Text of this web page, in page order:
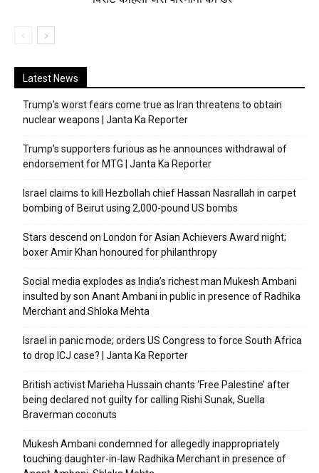
Latest News
Trump’s worst fears come true as Iran threatens to obtain
nuclear weapons | Janta Ka Reporter
Trump’s supporters furious as he announces withdrawal of
endorsement for MTG | Janta Ka Reporter
Israel claims to kill Hezbollah chief Hassan Nasrallah in carpet
bombing of Beirut using 2,000-pound US bombs
Stars descend on London for Asian Achievers Award night;
boxer Amir Khan honoured for philanthropy
Social media explodes as India’s richest man Mukesh Ambani
insulted by son Anant Ambani in public in presence of Radhika
Merchant and Shloka Mehta
Israel in panic mode; orders US Congress to force South Africa
to drop ICJ case? | Janta Ka Reporter
British activist Marieha Hussain chants ‘Free Palestine’ after
being declared not guilty for calling Rishi Sunak, Suella
Braverman coconuts
Mukesh Ambani condemned for allegedly inappropriately
touching daughter-in-law Radhika Merchant in presence of